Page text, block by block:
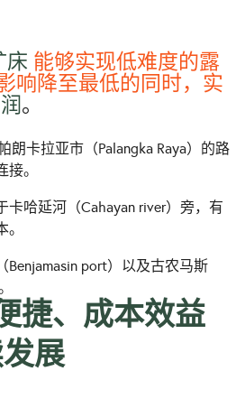
床 能够实现低难度的露
响降至最低的同时，实
。
朗卡拉亚市（Palangka Raya）的路
。
卡哈延河（Cahayan river）旁，有
port）以及古农马斯
捷、成本效益
展